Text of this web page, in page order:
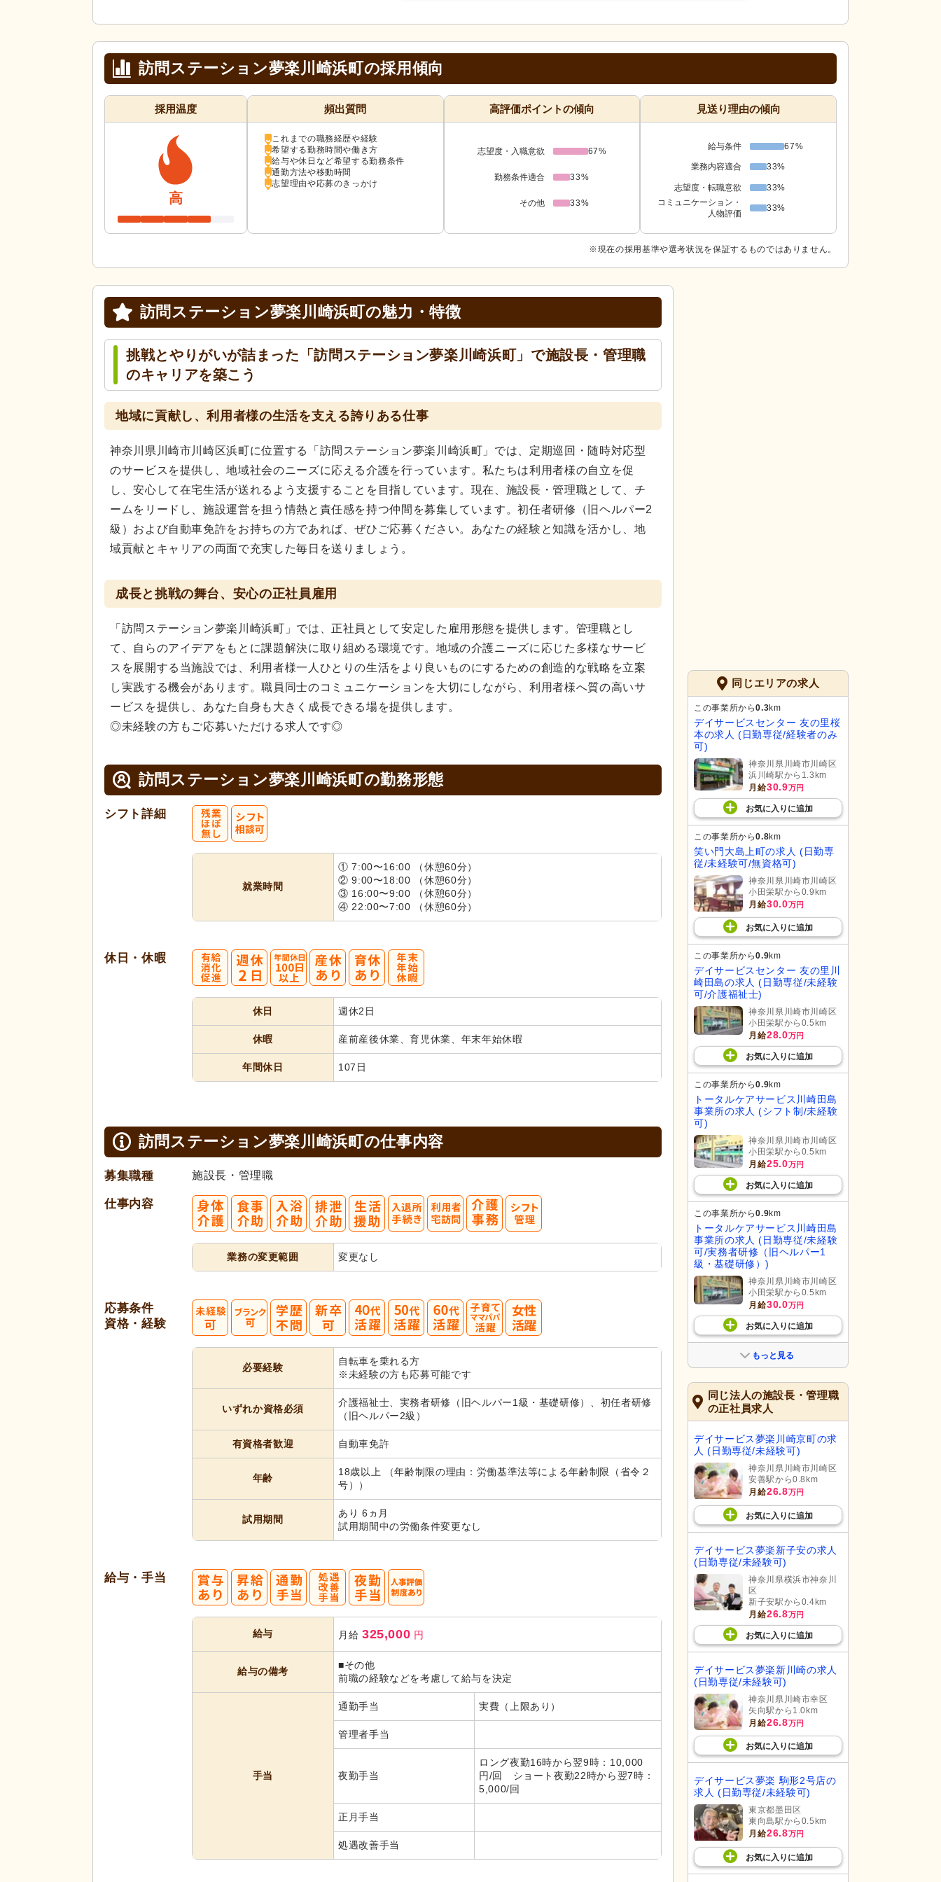
訪問ステーション夢楽川崎浜町の採用傾向
採用温度
高
頻出質問
これまでの職務経歴や経験
希望する勤務時間や働き方
給与や休日など希望する勤務条件
通勤方法や移動時間
志望理由や応募のきっかけ
高評価ポイントの傾向
志望度・入職意欲 67%
勤務条件適合 33%
その他 33%
見送り理由の傾向
給与条件 67%
業務内容適合 33%
志望度・転職意欲
33%
コミュニケーション・
人物評価
33%
※現在の採用基準や選考状況を保証するものではありません。
訪問ステーション夢楽川崎浜町の魅力・特徴
挑戦とやりがいが詰まった「訪問ステーション夢楽川崎浜町」で施設長・管理職
のキャリアを築こう
地域に貢献し、利用者様の生活を支える誇りある仕事
神奈川県川崎市川崎区浜町に位置する「訪問ステーション夢楽川崎浜町」では、定期巡回・随時対応型
のサービスを提供し、地域社会のニーズに応える介護を行っています。私たちは利用者様の自立を促
し、安心して在宅生活が送れるよう支援することを目指しています。現在、施設長・管理職として、チ
ームをリードし、施設運営を担う情熱と責任感を持つ仲間を募集しています。初任者研修（旧ヘルパー2
級）および自動車免許をお持ちの方であれば、ぜひご応募ください。あなたの経験と知識を活かし、地
域貢献とキャリアの両面で充実した毎日を送りましょう。
成長と挑戦の舞台、安心の正社員雇用
「訪問ステーション夢楽川崎浜町」では、正社員として安定した雇用形態を提供します。管理職とし
て、自らのアイデアをもとに課題解決に取り組める環境です。地域の介護ニーズに応じた多様なサービ
スを展開する当施設では、利用者様一人ひとりの生活をより良いものにするための創造的な戦略を立案
し実践する機会があります。職員同士のコミュニケーションを大切にしながら、利用者様へ質の高いサ
ービスを提供し、あなた自身も大きく成長できる場を提供します。
◎未経験の方もご応募いただける求人です◎
訪問ステーション夢楽川崎浜町の勤務形態
シフト詳細
就業時間
① 7:00〜16:00 （休憩60分）
② 9:00〜18:00 （休憩60分）
③ 16:00〜9:00 （休憩60分）
④ 22:00〜7:00 （休憩60分）
休日・休暇
休日 週休2日
休暇 産前産後休業、育児休業、年末年始休暇
年間休日 107日
訪問ステーション夢楽川崎浜町の仕事内容
募集職種 施設長・管理職
仕事内容
業務の変更範囲 変更なし
応募条件
資格・経験
必要経験
自転車を乗れる方
※未経験の方も応募可能です
いずれか資格必須
介護福祉士、実務者研修（旧ヘルパー1級・基礎研修）、初任者研修
（旧ヘルパー2級）
有資格者歓迎 自動車免許
年齢
18歳以上 （年齢制限の理由：労働基準法等による年齢制限（省令２
号））
試用期間
あり 6ヵ月
試用期間中の労働条件変更なし
給与・手当
給与 月給 325,000 円
給与の備考
■その他
前職の経験などを考慮して給与を決定
手当
通勤手当 実費（上限あり）
管理者手当
夜勤手当
ロング夜勤16時から翌9時：10,000
円/回 ショート夜勤22時から翌7時：
5,000/回
正月手当
処遇改善手当
同じエリアの求人
この事業所から0.3km
デイサービスセンター 友の里桜
本の求人 (日勤専従/経験者のみ
可)
神奈川県川崎市川崎区
浜川崎駅から1.3km
月給30.9万円
お気に入り に追加
この事業所から0.8km
笑い門大島上町の求人 (日勤専
従/未経験可/無資格可)
神奈川県川崎市川崎区
小田栄駅から0.9km
月給30.0万円
お気に入り に追加
この事業所から0.9km
デイサービスセンター 友の里川
崎田島の求人 (日勤専従/未経験
可/介護福祉士)
神奈川県川崎市川崎区
小田栄駅から0.5km
月給28.0万円
お気に入り に追加
この事業所から0.9km
トータルケアサービス川崎田島
事業所の求人 (シフト制/未経験
可)
神奈川県川崎市川崎区
小田栄駅から0.5km
月給25.0万円
お気に入り に追加
この事業所から0.9km
トータルケアサービス川崎田島
事業所の求人 (日勤専従/未経験
可/実務者研修（旧ヘルパー1
級・基礎研修）)
神奈川県川崎市川崎区
小田栄駅から0.5km
月給30.0万円
お気に入り に追加
もっと見る
同じ法人の施設長・管理職
の正社員求人
デイサービス夢楽川崎京町の求
人 (日勤専従/未経験可)
神奈川県川崎市川崎区
安善駅から0.8km
月給26.8万円
お気に入り に追加
デイサービス夢楽新子安の求人
(日勤専従/未経験可)
神奈川県横浜市神奈川
区
新子安駅から0.4km
月給26.8万円
お気に入り に追加
デイサービス夢楽新川崎の求人
(日勤専従/未経験可)
神奈川県川崎市幸区
矢向駅から1.0km
月給26.8万円
お気に入り に追加
デイサービス夢楽 駒形2号店の
求人 (日勤専従/未経験可)
東京都墨田区
東向島駅から0.5km
月給26.8万円
お気に入り に追加